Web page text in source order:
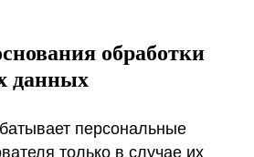
обработки
данных
персональные
только в случае их